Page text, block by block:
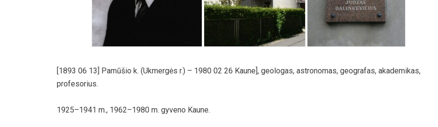
[1893 06 13] Pamūšio k. (Ukmergės r.) – 1980 02 26 Kaune], geologas, astronomas, geografas, akademikas,
profesorius.
1925–1941 m., 1962–1980 m. gyveno Kaune.